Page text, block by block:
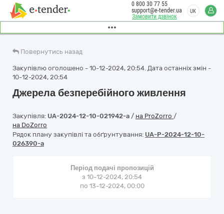
Замовити дзвінок
0 800 30 77 55
support@e-tender.ua
UK
Повернутись назад
Закупівлю оголошено - 10-12-2024, 20:54. Дата останніх змін -
10-12-2024, 20:54
Джерела безперебійного живлення
Закупівля: UA-2024-12-10-021942-a / на ProZorro /
на DoZorro
Рядок плану закупівлі та обґрунтування: UA-P-2024-12-10-
026390-a
Період подачі пропозицій
з 10-12-2024, 20:54
по 13-12-2024, 00:00